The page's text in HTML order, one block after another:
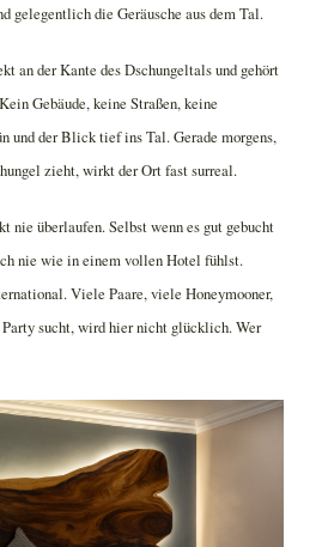
gelegentlich die Geräusche aus dem Tal.
an der Kante des Dschungeltals und gehört
Gebäude, keine Straßen, keine
und der Blick tief ins Tal. Gerade morgens,
zieht, wirkt der Ort fast surreal.
nie überlaufen. Selbst wenn es gut gebucht
nie wie in einem vollen Hotel fühlst.
Viele Paare, viele Honeymooner,
sucht, wird hier nicht glücklich. Wer